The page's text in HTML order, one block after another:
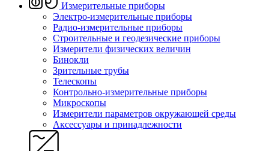
Измерительные приборы
Электро-измерительные приборы
Радио-измерительные приборы
Строительные и геодезические приборы
Измерители физических величин
Бинокли
Зрительные трубы
Телескопы
Контрольно-измерительные приборы
Микроскопы
Измерители параметров окружающей среды
Аксессуары и принадлежности